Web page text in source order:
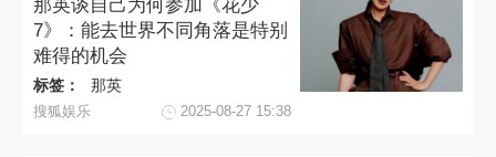
那英谈自己为何参加《花少
7》：能去世界不同角落是特别
难得的机会
标签： 那英
搜狐娱乐 2025-08-27 15:38